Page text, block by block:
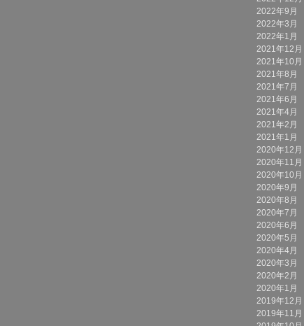
2022年9月
2022年3月
2022年1月
2021年12月
2021年10月
2021年8月
2021年7月
2021年6月
2021年4月
2021年2月
2021年1月
2020年12月
2020年11月
2020年10月
2020年9月
2020年8月
2020年7月
2020年6月
2020年5月
2020年4月
2020年3月
2020年2月
2020年1月
2019年12月
2019年11月